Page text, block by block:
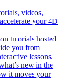
videos,
your 4D
tutorials hosted
you from
lessons.
new in the
it moves your